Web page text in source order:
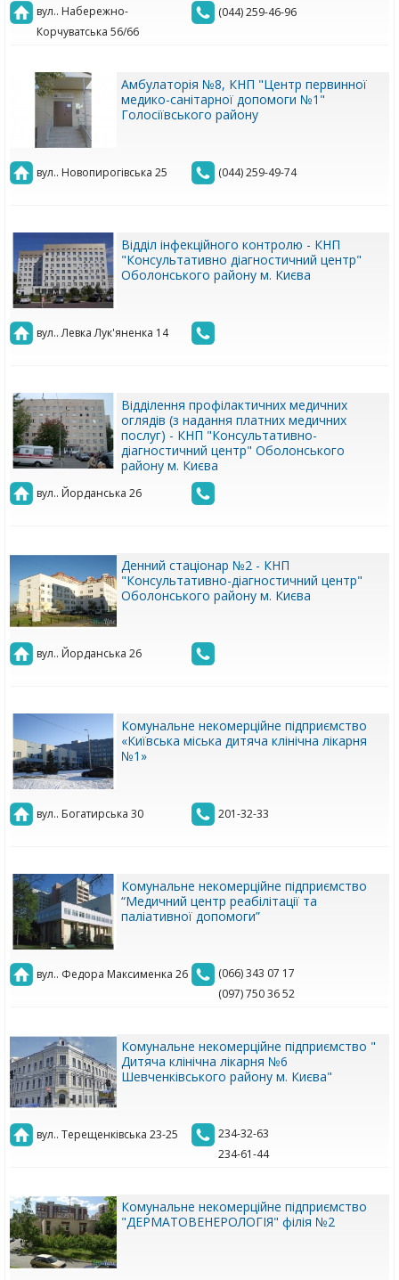
вул.. Набережно-
Корчуватська 56/66
(044) 259-46-96
Амбулаторія №8, КНП "Центр первинної
медико-санітарної допомоги №1"
Голосіївського району
вул.. Новопирогівська 25 (044) 259-49-74
Відділ інфекційного контролю - КНП
"Консультативно діагностичний центр"
Оболонського району м. Києва
вул.. Левка Лук'яненка 14
Відділення профілактичних медичних
оглядів (з надання платних медичних
послуг) - КНП "Консультативно-
діагностичний центр" Оболонського
району м. Києва
вул.. Йорданська 26
Денний стаціонар №2 - КНП
"Консультативно-діагностичний центр"
Оболонського району м. Києва
вул.. Йорданська 26
Комунальне некомерційне підприємство
«Київська міська дитяча клінічна лікарня
№1»
вул.. Богатирська 30 201-32-33
Комунальне некомерційне підприємство
“Медичний центр реабілітації та
паліативної допомоги”
вул.. Федора Максименка 26
(066) 343 07 17
(097) 750 36 52
Комунальне некомерційне підприємство "
Дитяча клінічна лікарня №6
Шевченківського району м. Києва"
вул.. Терещенківська 23-25
234-32-63
234-61-44
Комунальне некомерційне підприємство
"ДЕРМАТОВЕНЕРОЛОГІЯ" філія №2